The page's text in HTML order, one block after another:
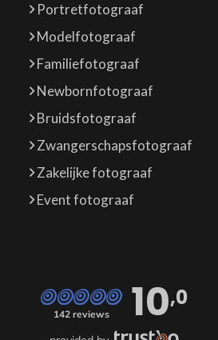
Portretfotograaf
Modelfotograaf
Familiefotograaf
Newbornfotograaf
Bruidsfotograaf
Zwangerschapsfotograaf
Zakelijke fotograaf
Event fotograaf
142 reviews 10,0